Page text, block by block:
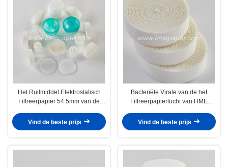
Het Ruilmiddel Elektrostatisch
Filtreerpapier 54.5mm van de
Vind de beste prijs
Bacteriële Virale van de het
Filtreerpapierlucht van HME
Besnoeiingshitte en
Vochtigheidsruilmiddel
Vind de beste prijs